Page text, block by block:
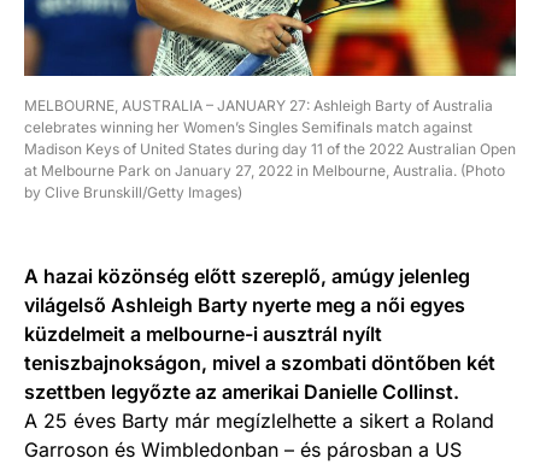
MELBOURNE, AUSTRALIA – JANUARY 27: Ashleigh Barty of Australia
celebrates winning her Women’s Singles Semifinals match against
Madison Keys of United States during day 11 of the 2022 Australian Open
at Melbourne Park on January 27, 2022 in Melbourne, Australia. (Photo
by Clive Brunskill/Getty Images)
A hazai közönség előtt szereplő, amúgy jelenleg
világelső Ashleigh Barty nyerte meg a női egyes
küzdelmeit a melbourne-i ausztrál nyílt
teniszbajnokságon, mivel a szombati döntőben két
szettben legyőzte az amerikai Danielle Collinst.
A 25 éves Barty már megízlelhette a sikert a Roland
Garroson és Wimbledonban – és párosban a US